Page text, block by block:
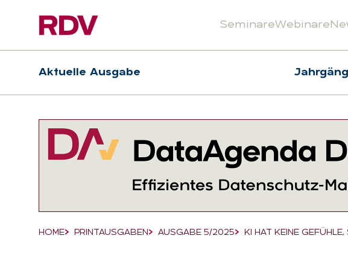
Suchfeld
SeminareWebinare
Hauptnavigation
Aktuelle Ausgabe
Breadcrumb-Navigation
HOME PRINTAUSGABEN AUSGABE 5/2025 KI HAT KEINE